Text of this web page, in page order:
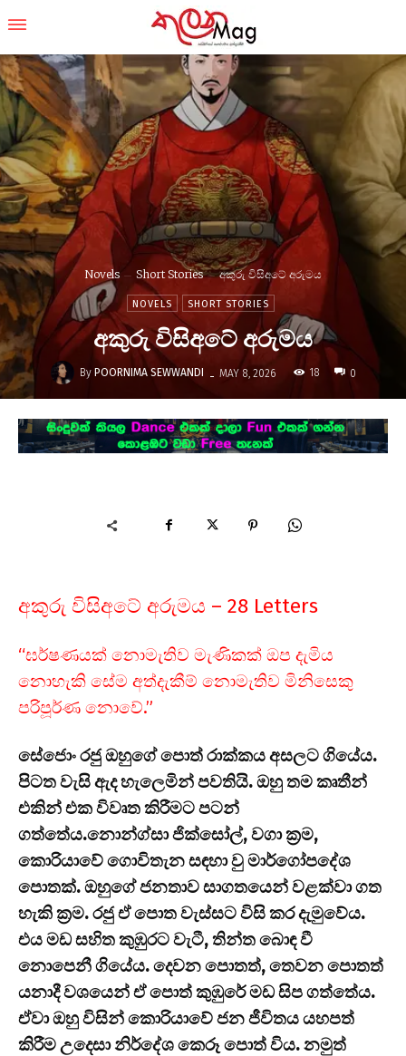
Novels Short Stories අකුරු විසිඅටේ අරුමය
NOVELS SHORT STORIES
අකුරු විසිඅටේ අරුමය
By POORNIMA SEWWANDI - MAY 8, 2026 18 0
අකුරු විසිඅටේ අරුමය – 28 Letters
“ඝර්ෂණයක් නොමැතිව මැණිකක් ඔප දැමිය
නොහැකි සේම අත්දැකීම් නොමැතිව මිනිසෙකු
පරිපූර්ණ නොවේ.”
සේජොං රජු ඔහුගේ පොත් රාක්කය අසලට ගියේය.
පිටත වැසි ඇද හැලෙමින් පවතියි. ඔහු තම කෘතීන්
එකින් එක විවෘත කිරීමට පටන්
ගත්තේය.නොන්ග්සා ජික්සෝල්, වගා ක්‍රම,
කොරියාවේ ගොවිතැන සඳහා වු මාර්ගෝපදේශ
පොතක්. ඔහුගේ ජනතාව සාගතයෙන් වළක්වා ගත
හැකි ක්‍රම. රජු ඒ පොත වැස්සට විසි කර දැමුවේය.
එය මඩ සහිත කුඹුරට වැටී, තින්ත බොඳ වී
නොපෙනී ගියේය. දෙවන පොතත්, තෙවන පොතත්
යනාදී වශයෙන් ඒ පොත් කුඹුරේ මඩ සිප ගත්තේය.
ඒවා ඔහු විසින් කොරියාවේ ජන ජීවිතය යහපත්
කිරීම උදෙසා නිර්දේශ කෙරූ පොත් විය. නමුත්